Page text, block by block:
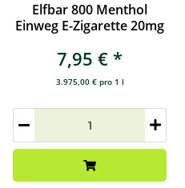
Elfbar 800 Menthol
Einweg E-Zigarette 20mg
7,95 € *
3.975,00 € pro 1 l